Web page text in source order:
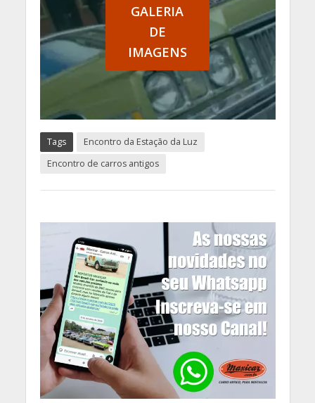
GALERIA
DE
IMAGENS
Tags
Encontro da Estação da Luz
Encontro de carros antigos